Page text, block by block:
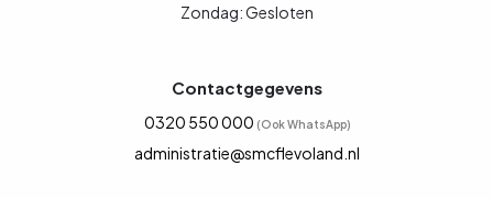
Zondag: Gesloten
Contactgegevens
0320 550 000 (Ook WhatsApp)
administratie@smcflevoland.nl